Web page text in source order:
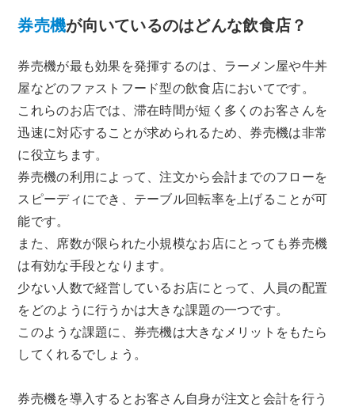
券売機が向いているのはどんな飲食店？
券売機が最も効果を発揮するのは、ラーメン屋や牛丼
屋などのファストフード型の飲食店においてです。
これらのお店では、滞在時間が短く多くのお客さんを
迅速に対応することが求められるため、券売機は非常
に役立ちます。
券売機の利用によって、注文から会計までのフローを
スピーディにでき、テーブル回転率を上げることが可
能です。
また、席数が限られた小規模なお店にとっても券売機
は有効な手段となります。
少ない人数で経営しているお店にとって、人員の配置
をどのように行うかは大きな課題の一つです。
このような課題に、券売機は大きなメリットをもたら
してくれるでしょう。
券売機を導入するとお客さん自身が注文と会計を行う